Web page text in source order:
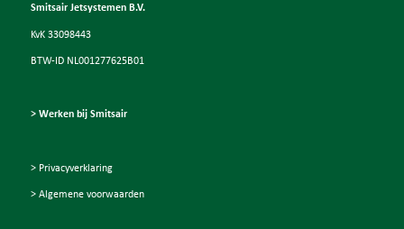
Smitsair Jetsystemen B.V.
KvK 33098443
BTW-ID NL001277625B01
> Werken bij Smitsair
> Privacyverklaring
> Algemene voorwaarden